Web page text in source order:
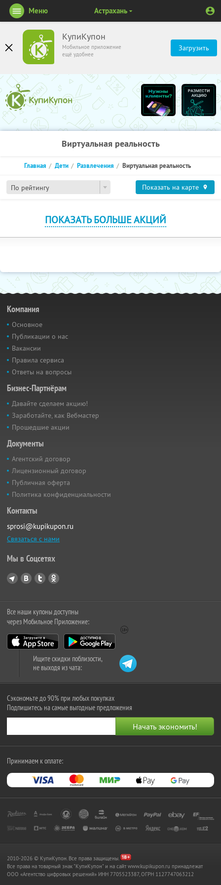
КупиКупон
Мобильное приложение
ещё удобнее
Загрузить
Меню Астрахань
Виртуальная реальность
По рейтингу
Главная Дети Развлечения Виртуальная реальность
Показать на карте
ПОКАЗАТЬ БОЛЬШЕ АКЦИЙ
Компания
Основное
Публикации о нас
Вакансии
Правила сервиса
Ответы на вопросы
Бизнес-Партнёрам
Давайте сделаем акцию!
Заработайте, как Вебмастер
Прошедшие акции
Документы
Агентский договор
Лицензионный договор
Публичная оферта
Политика конфиденциальности
Контакты
sprosi@kupikupon.ru
Связаться с нами
Мы в Соцсетях
Все наши купоны доступны
через Мобильное Приложение:
Ищите скидки поблизости,
не выходя из чата:
Сэкономьте до 90% при любых покупках
Подпишитесь на самые выгодные предложения
Принимаем к оплате:
2010-2026 © КупиКупон. Все права защищены.
Все права на товарный знак "КупиКупон" и на сайт www.kupikupon.ru принадлежат
OOO «Агентство цифровых решений» ИНН 7705523387, ОГРН 1127747063212